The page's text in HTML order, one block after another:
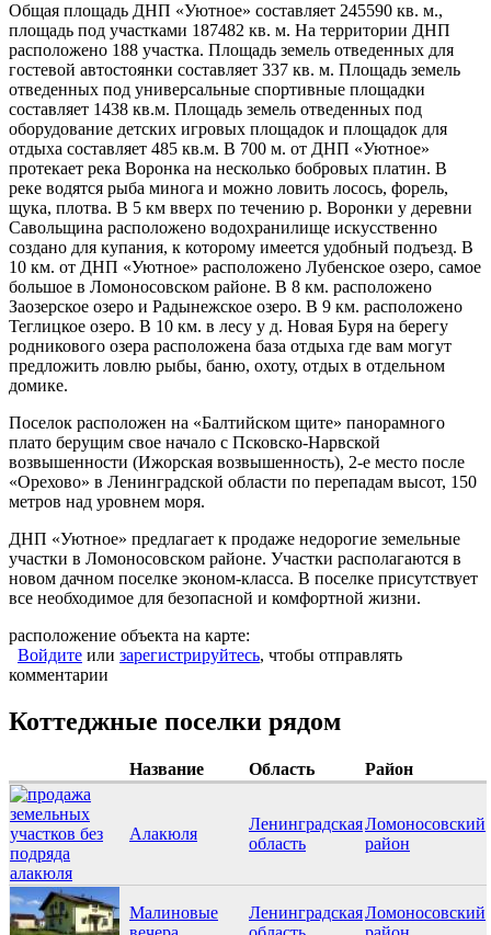
Общая площадь ДНП «Уютное» составляет 245590 кв. м.,
площадь под участками 187482 кв. м. На территории ДНП
расположено 188 участка. Площадь земель отведенных для
гостевой автостоянки составляет 337 кв. м. Площадь земель
отведенных под универсальные спортивные площадки
составляет 1438 кв.м. Площадь земель отведенных под
оборудование детских игровых площадок и площадок для
отдыха составляет 485 кв.м. В 700 м. от ДНП «Уютное»
протекает река Воронка на несколько бобровых платин. В
реке водятся рыба минога и можно ловить лосось, форель,
щука, плотва. В 5 км вверх по течению р. Воронки у деревни
Савольщина расположено водохранилище искусственно
создано для купания, к которому имеется удобный подъезд. В
10 км. от ДНП «Уютное» расположено Лубенское озеро, самое
большое в Ломоносовском районе. В 8 км. расположено
Заозерское озеро и Радынежское озеро. В 9 км. расположено
Теглицкое озеро. В 10 км. в лесу у д. Новая Буря на берегу
родникового озера расположена база отдыха где вам могут
предложить ловлю рыбы, баню, охоту, отдых в отдельном
домике.
Поселок расположен на «Балтийском щите» панорамного
плато берущим свое начало с Псковско-Нарвской
возвышенности (Ижорская возвышенность), 2-е место после
«Орехово» в Ленинградской области по перепадам высот, 150
метров над уровнем моря.
ДНП «Уютное» предлагает к продаже недорогие земельные
участки в Ломоносовском районе. Участки располагаются в
новом дачном поселке эконом-класса. В поселке присутствует
все необходимое для безопасной и комфортной жизни.
расположение объекта на карте:
Войдите или зарегистрируйтесь, чтобы отправлять
комментарии
Коттеджные поселки рядом
Название Область Район
Алакюля
Ленинградская
область
Ломоносовский
район
Малиновые
ЛенинградскаяЛомоносовский